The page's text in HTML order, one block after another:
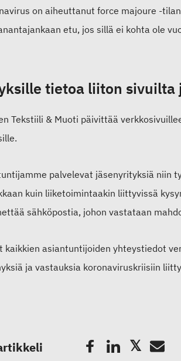
on aiheuttanut force majoure -
etu, jos sillä ei kohta ole
tietoa liiton
Tekstiili & Muoti päivittää
palvelevat jäsenyrityksiä niin
kuin liiketoimintaakin liittyvissä
sähköpostia, johon vastataan
kaikkien asiantuntijoiden yhteystiedot
ja vastauksia koronaviruskriisiin